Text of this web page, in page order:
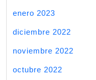
enero 2023
diciembre 2022
noviembre 2022
octubre 2022